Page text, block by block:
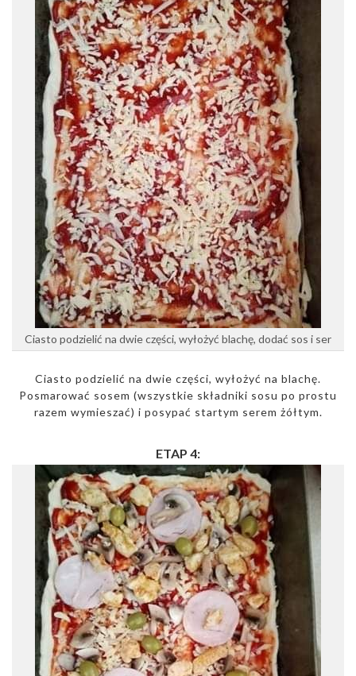
Ciasto podzielić na dwie części, wyłożyć blachę, dodać sos i ser
Ciasto podzielić na dwie części, wyłożyć na blachę.
Posmarować sosem (wszystkie składniki sosu po prostu
razem wymieszać) i posypać startym serem żółtym.
ETAP 4: